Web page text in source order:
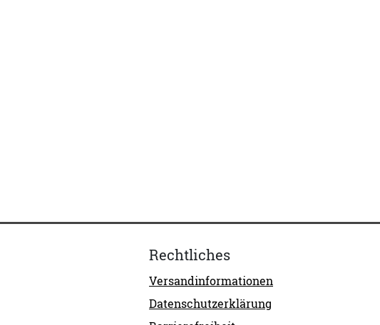
Rechtliches
Versandinformationen
Datenschutzerklärung